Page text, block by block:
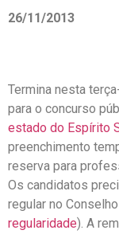
26/11/2013
Termina nesta
para o concurso
estado do Espírito
preenchimento
reserva para
Os candidatos
regular no
regularidade). A